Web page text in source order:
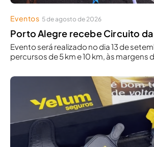
Eventos 5 de agosto de 2026
Porto Alegre recebe Circuito
Evento será realizado no dia 13 de
percursos de 5 km e 10 km, às margens